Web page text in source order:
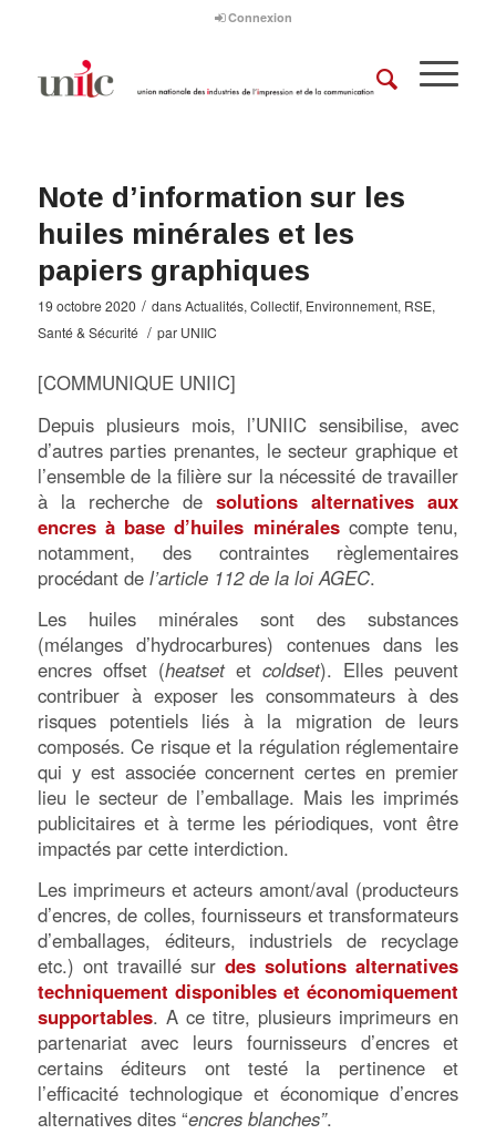
Connexion
Note d’information sur les
huiles minérales et les
papiers graphiques
19 octobre 2020 / dansActualités, Collectif, Environnement, RSE,
Santé & Sécurité / par UNIIC
[COMMUNIQUE UNIIC]
Depuis plusieurs mois, l’UNIIC sensibilise, avec
d’autres parties prenantes, le secteur graphique et
l’ensemble de la filière sur la nécessité de travailler
à la recherche de solutions alternatives aux
encres à base d’huiles minéralescompte tenu,
notamment, des contraintes règlementaires
procédant de l’article 112 de la loi AGEC.
Les huiles minérales sont des substances
(mélanges d’hydrocarbures) contenues dans les
encres offset (heatset etcoldset). Elles peuvent
contribuer à exposer les consommateurs à des
risques potentiels liés à la migration de leurs
composés. Ce risque et la régulation réglementaire
qui y est associée concernent certes en premier
lieu le secteur de l’emballage. Mais les imprimés
publicitaires et à terme les périodiques, vont être
impactés par cette interdiction.
Les imprimeurs et acteurs amont/aval (producteurs
d’encres, de colles, fournisseurs et transformateurs
d’emballages, éditeurs, industriels de recyclage
etc.) ont travaillé surdes solutions alternatives
techniquement disponibles et économiquement
supportables. A ce titre, plusieurs imprimeurs en
partenariat avec leurs fournisseurs d’encres et
certains éditeurs ont testé la pertinence et
l’efficacité technologique et économique d’encres
alternatives dites “encres blanches”.